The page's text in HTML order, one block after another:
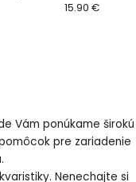
15.90 €
Vám ponúkame širokú
pre zariadenie
Nenechajte si